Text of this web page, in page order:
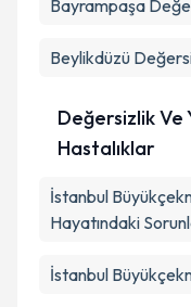
Bayrampaşa
Beylikdüzü
Değersizlik Ve
Hastalıklar
İstanbul
Hayatındaki
İstanbul